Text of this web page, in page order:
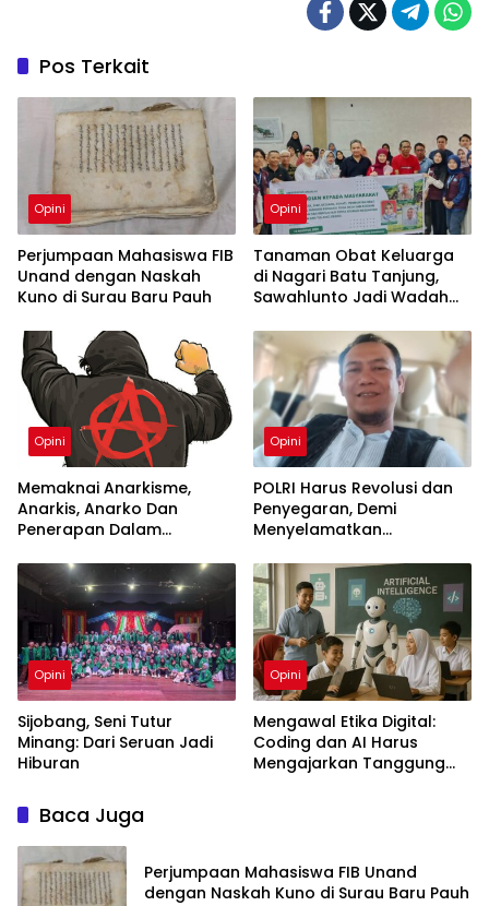
Pos Terkait
Opini
Perjumpaan Mahasiswa FIB
Unand dengan Naskah
Kuno di Surau Baru Pauh
Opini
Tanaman Obat Keluarga
di Nagari Batu Tanjung,
Sawahlunto Jadi Wadah
Opini
Memaknai Anarkisme,
Anarkis, Anarko Dan
Penerapan Dalam
Opini
POLRI Harus Revolusi dan
Penyegaran, Demi
Menyelamatkan
Opini
Sijobang, Seni Tutur
Minang: Dari Seruan Jadi
Hiburan
Opini
Mengawal Etika Digital:
Coding dan AI Harus
Mengajarkan Tanggung
Baca Juga
Perjumpaan Mahasiswa FIB Unand
dengan Naskah Kuno di Surau Baru Pauh